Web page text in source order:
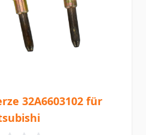
32A6603102 für